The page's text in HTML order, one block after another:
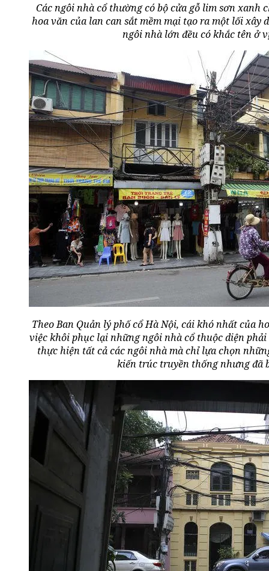
Các ngôi nhà cổ thường có bộ cửa gỗ lim sơn xanh
hoa văn của lan can sắt mềm mại tạo ra một lối xây
ngôi nhà lớn đều có khắc tên ở
Theo Ban Quản lý phố cổ Hà Nội, cái khó nhất của
việc khôi phục lại những ngôi nhà cổ thuộc diện
thực hiện tất cả các ngôi nhà mà chỉ lựa chọn
kiến trúc truyền thống nhưng đã